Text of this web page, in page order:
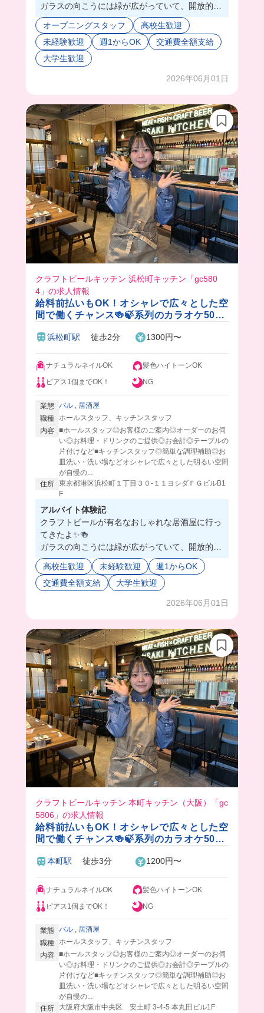
ガラスの向こうには緑が広がっていて、開放的な
店舗だった👀✨
料理もおしゃれなものが多くて、目で見てても楽
しい😊
まかないも同じようにオシャレなものが出てくる
から、日替わりで楽しすぎる🥰
スタッフさん優しく教えてくれるから、少しずつ
オープニングスタッフ
高校生歓迎
未経験歓迎
週1からOK
交通費全額支給
大学生歓迎
2026年06月01日
クラフトビールキッチン 浜松町キッチン「gc580
4」の求人情報
給料前払いもOK！オシャレで広々とした空
間で働くチャンス🍻🍃系列のカラオケ50%
シフト🎵
浜松町駅 徒歩2分 1300円〜
ナチュラルネイルOK
髪色ハイトーンOK
ピアス1個までOK！
NG
業態 バル
居酒屋
職種
ホールスタッフ、キッチンスタッフ
内容 ■ホールスタッフ◎お客様のご案内◎オーダーのお伺
い◎お料理・ドリンクのご提供◎お会計◎テーブルの
片付けなど■キッチンスタッフ◎簡単な調理補助◎お
皿洗い・洗い場などオシャレで広々とした明るい空間
が自慢の...
住所 東京都港区浜松町１丁目３０‐１１ヨシダＦＧビルB1
F
アルバイト体験記
クラフトビールが有名なおしゃれな居酒屋に行っ
てきたよ✨🍻
ガラスの向こうには緑が広がっていて、開放的な
店舗だった👀✨
料理もおしゃれなものが多くて、目で見てても楽
しい😊
仕事に打ち込めそう🌟
高校生歓迎 未経験歓迎
週1からOK
交通費全額支給
大学生歓迎
2026年06月01日
クラフトビールキッチン 本町キッチン（大阪）「gc
5806」の求人情報
給料前払いもOK！オシャレで広々とした空
間で働くチャンス🍻🍃系列のカラオケ50%
シフト🎵
本町駅 徒歩3分 1200円〜
ナチュラルネイルOK
髪色ハイトーンOK
ピアス1個までOK！
NG
業態 バル , 居酒屋
職種 ホールスタッフ、キッチンスタッフ
内容 ■ホールスタッフ◎お客様のご案内◎オーダーのお伺
い◎お料理・ドリンクのご提供◎お会計◎テーブルの
片付けなど■キッチンスタッフ◎簡単な調理補助◎お
皿洗い・洗い場などオシャレで広々とした明るい空間
が自慢の...
住所
大阪府大阪市中央区 安土町 3-4-5 本丸田ビル1F